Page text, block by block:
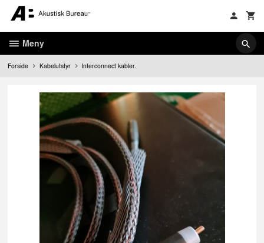
innholdet
Meny
Forside Kabelutstyr Interconnect kabler.